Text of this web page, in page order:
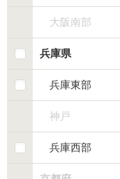
大阪南部
兵庫県
兵庫東部
神戸
兵庫西部